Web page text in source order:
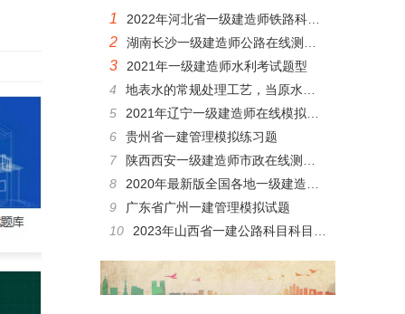
1 2022年河北省一级建造师铁路科目在线考试电子题库
2 湖南长沙一级建造师公路在线测试，考点分析
3
2021年一级建造师水利考试题型
4
地表水的常规处理工艺，当原水中的浊度很()时，需要在混凝前设置预沉淀或沉砂池。
5
2021年辽宁一级建造师在线模拟考试试题
6
贵州省一建管理模拟练习题
7
陕西西安一级建造师市政在线测试，内容有哪些？
8
2020年最新版全国各地一级建造师铁路在线考核预习题解析
9
广东省广州一建管理模拟试题
10
2023年山西省一建公路科目科目考试历年题库